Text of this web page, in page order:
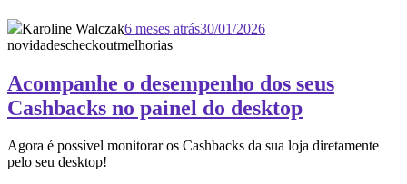
Karoline Walczak6 meses atrás30/01/2026
novidadescheckoutmelhorias
Acompanhe o desempenho dos seus
Cashbacks no painel do desktop
Agora é possível monitorar os Cashbacks da sua loja diretamente
pelo seu desktop!